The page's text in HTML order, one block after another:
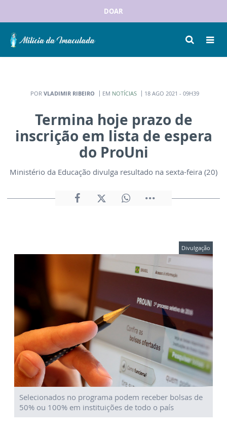
DOAR
POR VLADIMIR RIBEIRO EM NOTÍCIAS 18 AGO 2021 - 09H39
Termina hoje prazo de
inscrição em lista de espera
do ProUni
Ministério da Educação divulga resultado na sexta-feira (20)
Divulgação
Selecionados no programa podem receber bolsas de
50% ou 100% em instituições de todo o país